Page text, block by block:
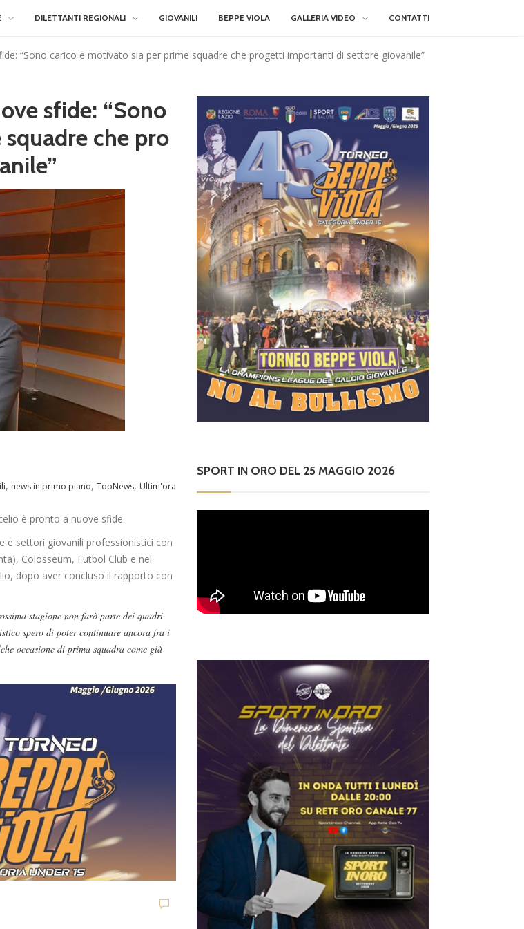
DILETTANTI REGIONALI GIOVANILI BEPPE VIOLA GALLERIA VIDEO CONTATTI
“Sono carico e motivato sia per prime squadre che progetti importanti di settore giovanile”
sfide: “Sono
che pro
, news in primo piano,TopNews, Ultim'ora
è pronto a nuove sfide.
e settori giovanili professionistici con
Colosseum, Futbol Club e nel
dopo aver concluso il rapporto con
stagione non farò parte dei quadri
spero di poter continuare ancora fra i
occasione di prima squadra come già
D
(Certosa V.
merca
sosta: Busat
SPORT IN ORO DEL 25 MAGGIO 2026